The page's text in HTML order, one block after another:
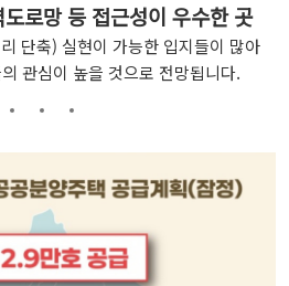
로망 등 접근성이 우수한 곳
단축) 실현이 가능한 입지들이 많아
관심이 높을 것으로 전망됩니다.